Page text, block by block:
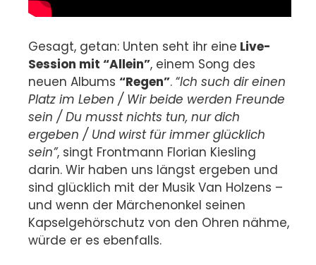
Gesagt, getan: Unten seht ihr eine Live-
Session mit “Allein”, einem Song des
neuen Albums “Regen”. “Ich such dir einen
Platz im Leben / Wir beide werden Freunde
sein / Du musst nichts tun, nur dich
ergeben / Und wirst für immer glücklich
sein”, singt Frontmann Florian Kiesling
darin. Wir haben uns längst ergeben und
sind glücklich mit der Musik Van Holzens –
und wenn der Märchenonkel seinen
Kapselgehörschutz von den Ohren nähme,
würde er es ebenfalls.